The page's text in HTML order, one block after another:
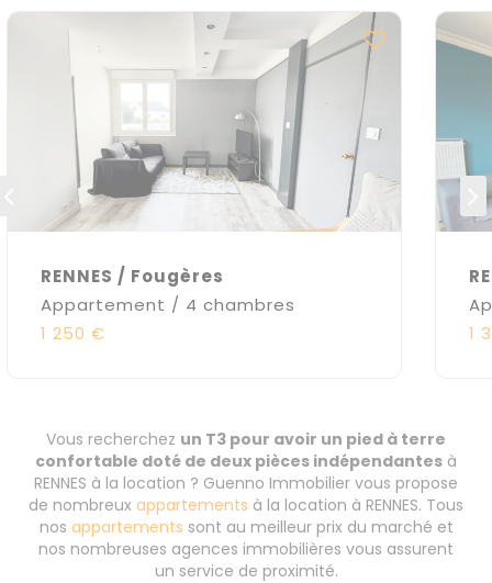
RENNES / Fougères
Appartement / 4 chambres
1 250 €
1
Vous recherchez un T3 pour avoir un pied à terre
confortable doté de deux pièces indépendantes à
RENNES à la location ? Guenno Immobilier vous propose
de nombreux appartements à la location à RENNES. Tous
nos appartements sont au meilleur prix du marché et
nos nombreuses agences immobilières vous assurent
un service de proximité.